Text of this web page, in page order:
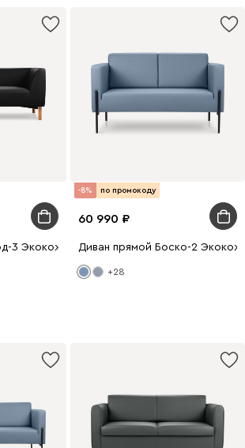
3 Экокожа Черный
-8% по промокоду
60 990
Диван прямой Боско-2
+28